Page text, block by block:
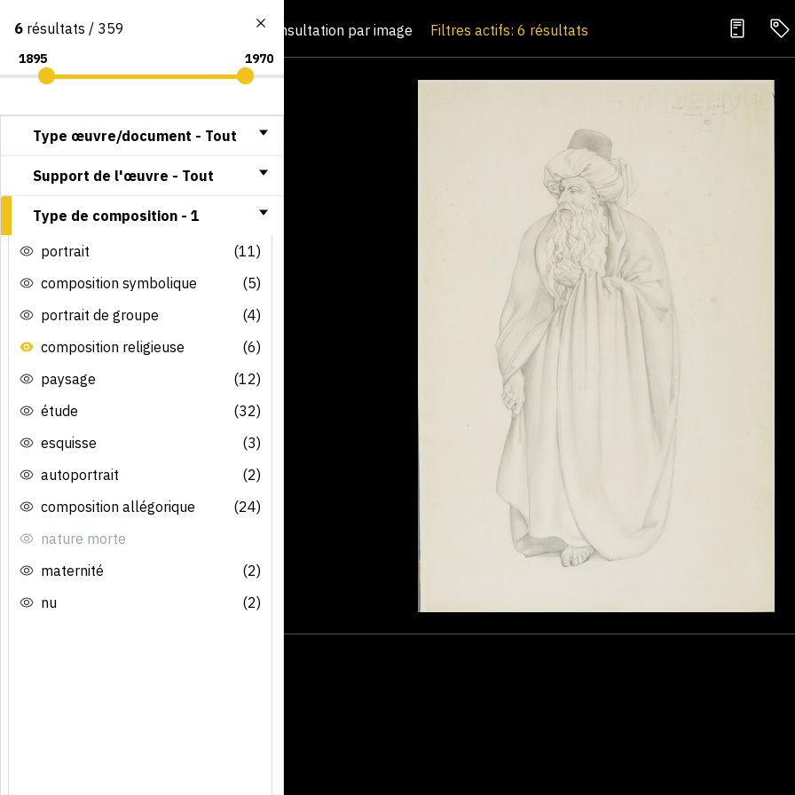
Consultation par image Filtres actifs: 6 résultats
6 résultats / 359
Type œuvre/document - Tout
Support de l'œuvre - Tout
Type de composition - 1
portrait
(11)
composition symbolique
(5)
portrait de groupe
(4)
composition religieuse
(6)
paysage
(12)
étude
(32)
esquisse
(3)
autoportrait
(2)
composition allégorique
(24)
nature morte
maternité
(2)
nu
(2)